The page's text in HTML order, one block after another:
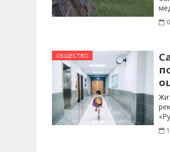
ОБЩЕСТВО